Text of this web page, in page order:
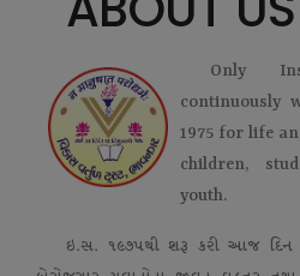
Only
continuously
1975 for life
children,
youth.
ઇ.સ. ૧૯૭૫થી શરૂ કરી આજ દિન